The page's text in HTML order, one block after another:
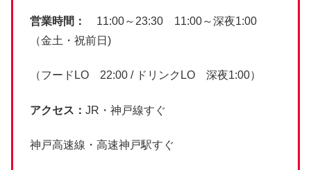
営業時間：
11:00～23:30 11:00～深夜1:00
（金土・祝前日)
（フードLO 22:00 / ドリンクLO 深夜1:00）
アクセス： JR・神戸線すぐ
神戸高速線・高速神戸駅すぐ